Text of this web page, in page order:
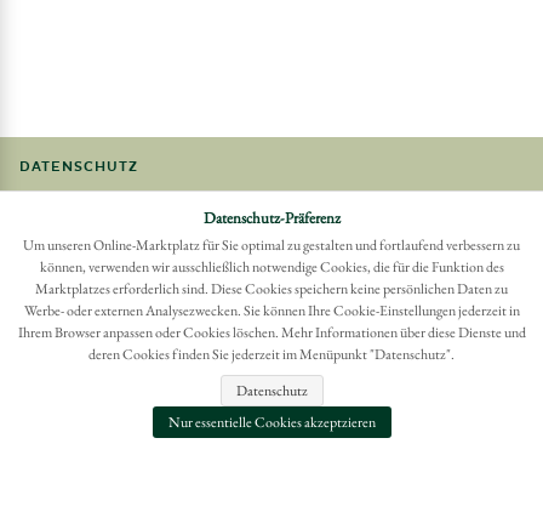
DATENSCHUTZ
IMPRESSUM
Möchten Sie eine Bestellung widerrufen?
Hier Widerruf mit wenigen Klicks online erreichen
Datenschutz-Präferenz
Um unseren Online-Marktplatz für Sie optimal zu gestalten und fortlaufend verbessern zu
können, verwenden wir ausschließlich notwendige Cookies, die für die Funktion des
Marktplatzes erforderlich sind. Diese Cookies speichern keine persönlichen Daten zu
Werbe- oder externen Analysezwecken. Sie können Ihre Cookie-Einstellungen jederzeit in
Ihrem Browser anpassen oder Cookies löschen. Mehr Informationen über diese Dienste und
deren Cookies finden Sie jederzeit im Menüpunkt "Datenschutz".
Datenschutz
Nur essentielle Cookies akzeptzieren